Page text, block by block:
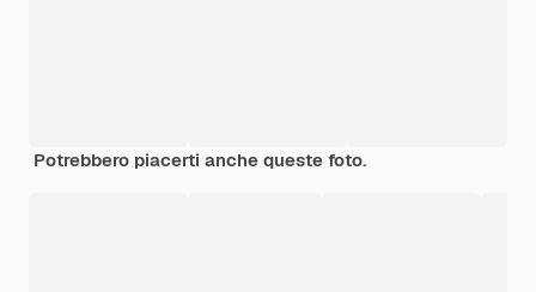
Potrebbero piacerti anche queste foto.